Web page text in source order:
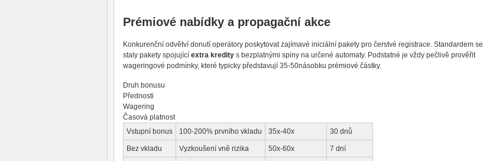
Prémiové nabídky a propagační akce
Konkurenční odvětví donutí operátory poskytovat zajímavé iniciální pakety pro čerstvé registrace. Standardem se
staly pakety spojující extra kredity s bezplatnými spiny na určené automaty. Podstatné je vždy pečlivě prověřit
wageringové podmínky, které typicky představují 35-50násobku prémiové částky.
Druh bonusu
Přednosti
Wagering
Časová platnost
Vstupní bonus
100-200% prvního vkladu 35x-40x 30 dnů
Bez vkladu Vyzkoušení vně rizika 50x-60x 7 dní